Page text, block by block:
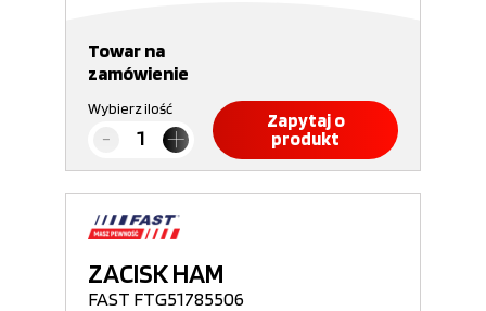
Towar na
zamówienie
Wybierz ilość
Zapytaj o
produkt
ZACISK HAM
FAST FTG51785506